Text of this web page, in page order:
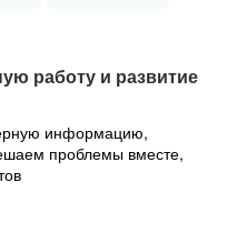
работу и развитие
информацию,
проблемы вместе,